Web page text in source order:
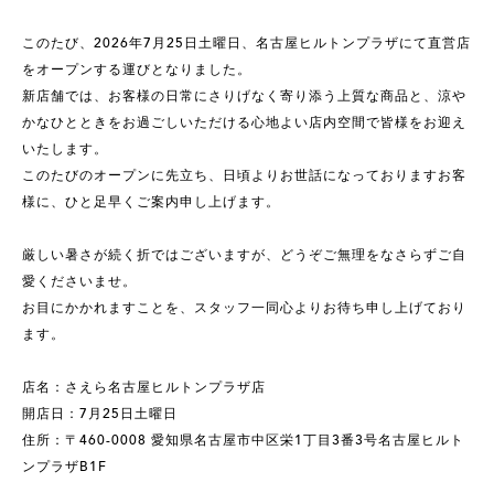
このたび、2026年7月25日土曜日、名古屋ヒルトンプラザにて直営店
をオープンする運びとなりました。
新店舗では、お客様の日常にさりげなく寄り添う上質な商品と、涼や
かなひとときをお過ごしいただける心地よい店内空間で皆様をお迎え
いたします。
このたびのオープンに先立ち、日頃よりお世話になっておりますお客
様に、ひと足早くご案内申し上げます。
厳しい暑さが続く折ではございますが、どうぞご無理をなさらずご自
愛くださいませ。
お目にかかれますことを、スタッフ一同心よりお待ち申し上げており
ます。
店名：さえら名古屋ヒルトンプラザ店
開店日：7月25日土曜日
住所：〒460-0008 愛知県名古屋市中区栄1丁目3番3号名古屋ヒルト
ンプラザB1F